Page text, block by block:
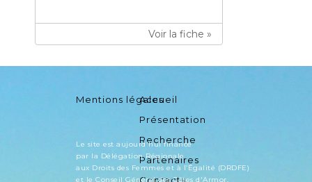
Voir la fiche »
Accueil
Présentation
Recherche
Partenaires
Mentions légales
Le site est aujourd'hui financé
par la Délégation Régionale
aux Droits des Femmes et à l’Égalité (DRDFE)
et le Conseil Général des Côtes d'Armor.